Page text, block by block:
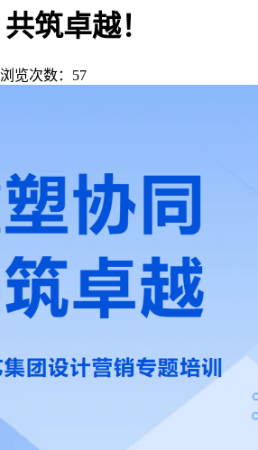
筑卓越！
浏览次数： 57